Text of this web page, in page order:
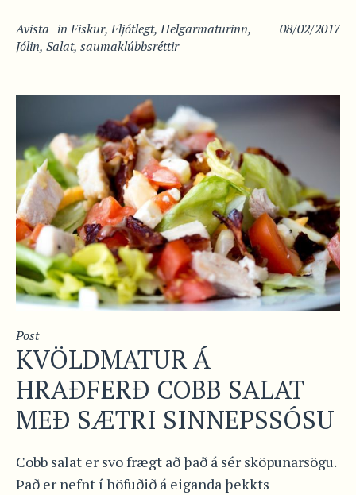
08/02/2017
Avista inFiskur,Fljótlegt,Helgarmaturinn,
Jólin, Salat, saumaklúbbsréttir
Post
KVÖLDMATUR Á
HRAÐFERÐ COBB SALAT
MEÐ SÆTRI SINNEPSSÓSU
Cobb salat er svo frægt að það á sér sköpunarsögu.
Það er nefnt í höfuðið á eiganda þekkts